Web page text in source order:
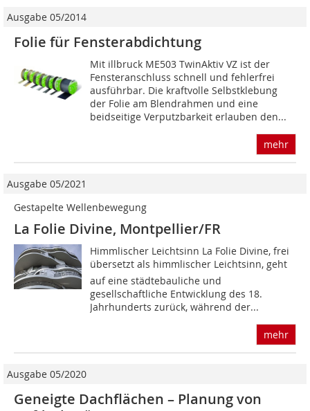
Ausgabe 05/2014
Folie für Fensterabdichtung
Mit illbruck ME503 TwinAktiv VZ ist der
Fensteranschluss schnell und fehlerfrei
ausführbar. Die kraftvolle Selbstklebung
der Folie am Blendrahmen und eine
beidseitige Verputzbarkeit erlauben den...
mehr
Ausgabe 05/2021
Gestapelte Wellenbewegung
La Folie Divine, Montpellier/FR
Himmlischer Leichtsinn La Folie Divine, frei
übersetzt als himmlischer Leichtsinn, geht
auf eine städtebauliche und
gesellschaftliche Entwicklung des 18.
Jahrhunderts zurück, während der...
mehr
Ausgabe 05/2020
Geneigte Dachflächen – Planung von